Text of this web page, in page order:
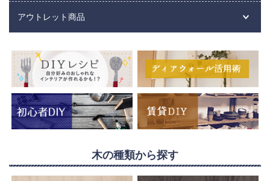
アウトレット商品
木の種類から探す